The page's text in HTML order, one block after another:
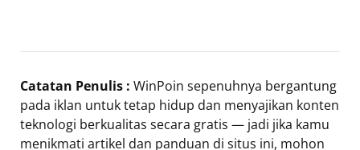
Catatan Penulis : WinPoin sepenuhnya bergantung
pada iklan untuk tetap hidup dan menyajikan konten
teknologi berkualitas secara gratis — jadi jika kamu
menikmati artikel dan panduan di situs ini, mohon